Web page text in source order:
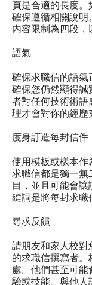
頁是合適的長度
確保遵循相關說明
內容限制為四段，
語氣
確保求職信的語氣
確保您仍然顯得誠
者對任何技術術語
理才會對你的經歷
度身訂造每封信件
使用模板或樣本作
求職信都是獨一無
目，並且可能會
鍵詞是將每封求職
尋求反饋
請朋友和家人校對
的求職信撰寫者。
處。他們甚至可
驗或技能。與他人